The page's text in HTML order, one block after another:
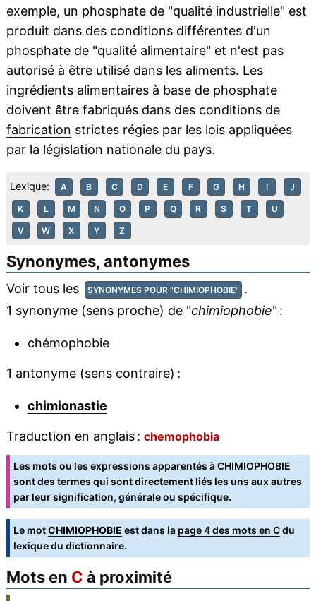
exemple, un phosphate de "qualité industrielle" est
produit dans des conditions différentes d'un
phosphate de "qualité alimentaire" et n'est pas
autorisé à être utilisé dans les aliments. Les
ingrédients alimentaires à base de phosphate
doivent être fabriqués dans des conditions de
fabrication strictes régies par les lois appliquées
par la législation nationale du pays.
Lexique: A B C D E F G H I J
K L M N O P Q R S T U
V W X Y Z
Synonymes, antonymes
Voir tous les SYNONYMES POUR "CHIMIOPHOBIE" .
1 synonyme (sens proche) de "chimiophobie" :
chémophobie
1 antonyme (sens contraire) :
chimionastie
Traduction en anglais : chemophobia
Les mots ou les expressions apparentés à CHIMIOPHOBIE
sont des termes qui sont directement liés les uns aux autres
par leur signification, générale ou spécifique.
Le motCHIMIOPHOBIE est dans la page 4 des mots en Cdu
lexique du dictionnaire.
Mots en C à proximité